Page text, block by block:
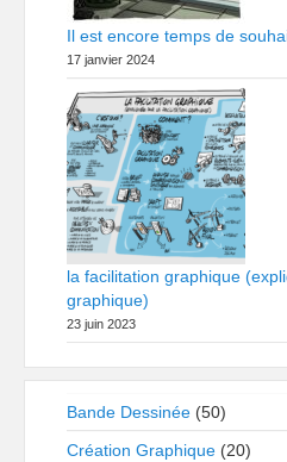
Il est encore temps de
17 janvier 2024
la facilitation graphique
graphique)
23 juin 2023
Bande Dessinée (50)
Création Graphique (20)